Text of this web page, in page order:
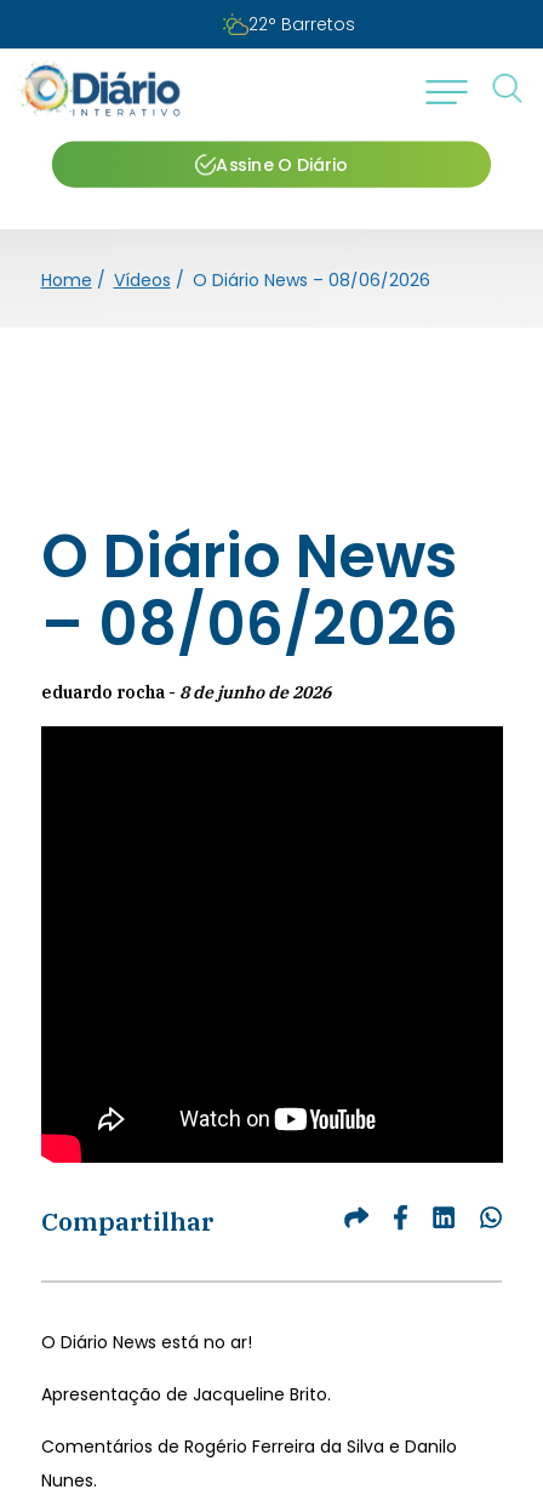
22° Barretos
Assine O Diário
Home / Vídeos / O Diário News – 08/06/2026
O Diário News
– 08/06/2026
eduardo rocha - 8 de junho de 2026
Compartilhar
O Diário News está no ar!
Apresentação de Jacqueline Brito.
Comentários de Rogério Ferreira da Silva e Danilo
Nunes.